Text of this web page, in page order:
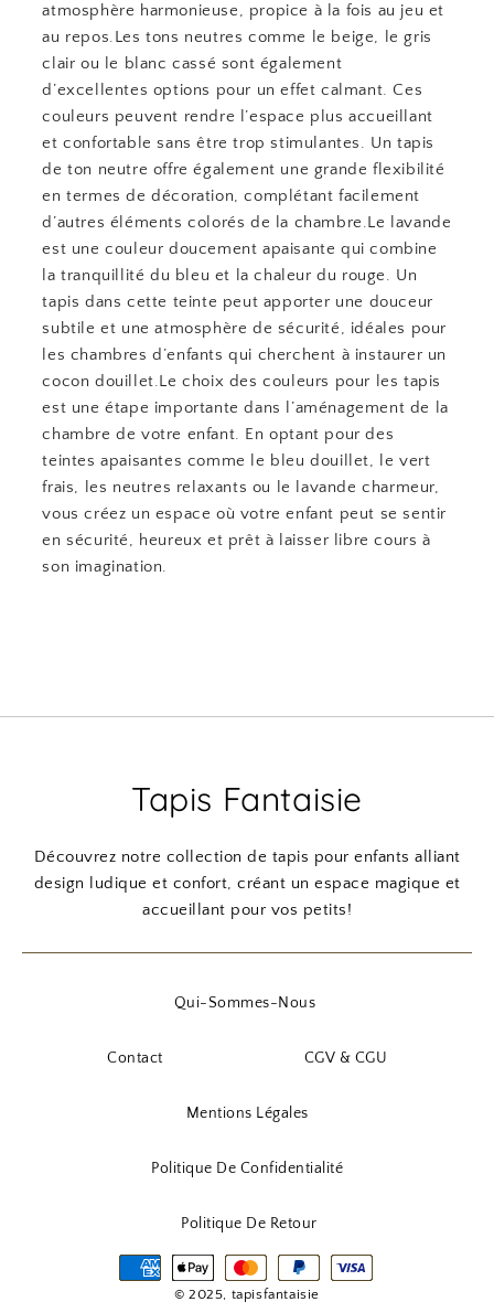
atmosphère harmonieuse, propice à la fois au jeu et
au repos.Les tons neutres comme le beige, le gris
clair ou le blanc cassé sont également
d’excellentes options pour un effet calmant. Ces
couleurs peuvent rendre l’espace plus accueillant
et confortable sans être trop stimulantes. Un tapis
de ton neutre offre également une grande flexibilité
en termes de décoration, complétant facilement
d’autres éléments colorés de la chambre.Le lavande
est une couleur doucement apaisante qui combine
la tranquillité du bleu et la chaleur du rouge. Un
tapis dans cette teinte peut apporter une douceur
subtile et une atmosphère de sécurité, idéales pour
les chambres d’enfants qui cherchent à instaurer un
cocon douillet.Le choix des couleurs pour les tapis
est une étape importante dans l’aménagement de la
chambre de votre enfant. En optant pour des
teintes apaisantes comme le bleu douillet, le vert
frais, les neutres relaxants ou le lavande charmeur,
vous créez un espace où votre enfant peut se sentir
en sécurité, heureux et prêt à laisser libre cours à
son imagination.
Tapis Fantaisie
Découvrez notre collection de tapis pour enfants alliant
design ludique et confort, créant un espace magique et
accueillant pour vos petits!
Qui-Sommes-Nous
Contact CGV & CGU
Mentions Légales
Politique De Confidentialité
Politique De Retour
© 2025, tapisfantaisie